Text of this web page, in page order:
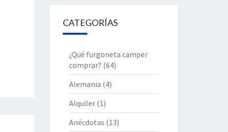
CATEGORÍAS
¿Qué furgoneta camper
comprar? (64)
Alemania (4)
Alquiler(1)
Anécdotas (13)